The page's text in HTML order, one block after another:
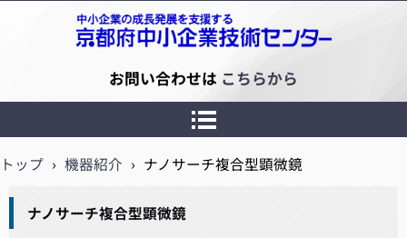
京都府中小企業技術センター
お問い合わせは こちらから
トップ › 機器紹介 › ナノサーチ複合型顕微鏡
ナノサーチ複合型顕微鏡